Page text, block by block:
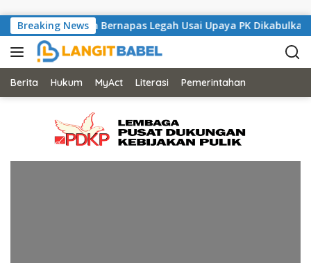
Breaking News
Asal London Bernapas Legah Usai Upaya PK Dikabulkan
Berita Hukum MyAct Literasi Pemerintahan